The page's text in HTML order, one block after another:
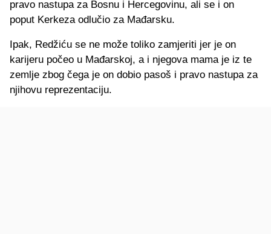
pravo nastupa za Bosnu i Hercegovinu, ali se i on
poput Kerkeza odlučio za Mađarsku.
Ipak, Redžiću se ne može toliko zamjeriti jer je on
karijeru počeo u Mađarskoj, a i njegova mama je iz te
zemlje zbog čega je on dobio pasoš i pravo nastupa za
njihovu reprezentaciju.